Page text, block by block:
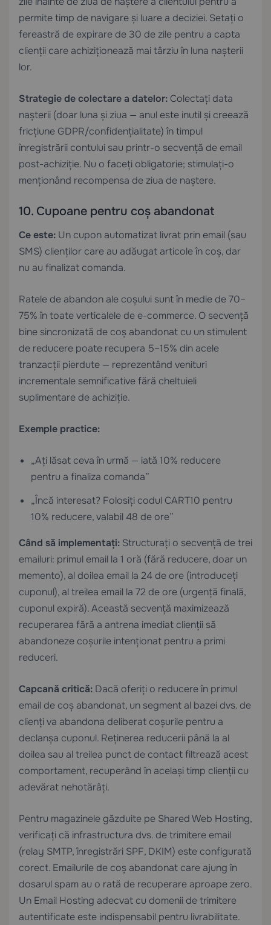
permite timp de navigare și luare a deciziei. Setați o
fereastră de expirare de 30 de zile pentru a capta
clienții care achiziționează mai târziu în luna nașterii
lor.
Strategie de colectare a datelor: Colectați data
nașterii (doar luna și ziua — anul este inutil și creează
fricțiune GDPR/confidențialitate) în timpul
înregistrării contului sau printr-o secvență de email
post-achiziție. Nu o faceți obligatorie; stimulați-o
menționând recompensa de ziua de naștere.
10. Cupoane pentru coș abandonat
Ce este: Un cupon automatizat livrat prin email (sau
SMS) clienților care au adăugat articole în coș, dar
nu au finalizat comanda.
Ratele de abandon ale coșului sunt în medie de 70–
75% în toate verticalele de e-commerce. O secvență
bine sincronizată de coș abandonat cu un stimulent
de reducere poate recupera 5–15% din acele
tranzacții pierdute — reprezentând venituri
incrementale semnificative fără cheltuieli
suplimentare de achiziție.
Exemple practice:
„Ați lăsat ceva în urmă — iată 10% reducere
pentru a finaliza comanda”
„Încă interesat? Folosiți codul CART10 pentru
10% reducere, valabil 48 de ore”
Când să implementați: Structurați o secvență de trei
emailuri: primul email la 1 oră (fără reducere, doar un
memento), al doilea email la 24 de ore (introduceți
cuponul), al treilea email la 72 de ore (urgență finală,
cuponul expiră). Această secvență maximizează
recuperarea fără a antrena imediat clienții să
abandoneze coșurile intenționat pentru a primi
reduceri.
Capcană critică: Dacă oferiți o reducere în primul
email de coș abandonat, un segment al bazei dvs. de
clienți va abandona deliberat coșurile pentru a
declanșa cuponul. Reținerea reducerii până la al
doilea sau al treilea punct de contact filtrează acest
comportament, recuperând în același timp clienții cu
adevărat nehotărâți.
Pentru magazinele găzduite pe Shared Web Hosting,
verificați că infrastructura dvs. de trimitere email
(relay SMTP, înregistrări SPF, DKIM) este configurată
corect. Emailurile de coș abandonat care ajung în
dosarul spam au o rată de recuperare aproape zero.
Un Email Hosting adecvat cu domenii de trimitere
autentificate este indispensabil pentru livrabilitate.